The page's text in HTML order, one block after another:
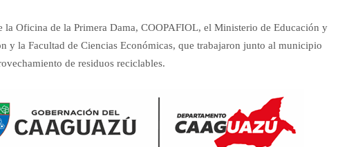
la Oficina de la Primera Dama, COOPAFIOL, el Ministerio de Educación y
y la Facultad de Ciencias Económicas, que trabajaron junto al municipio
de residuos reciclables.